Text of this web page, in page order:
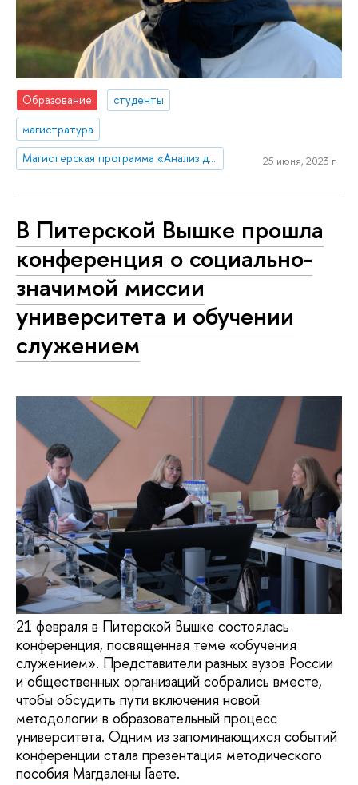
Образование
студенты
магистратура
Магистерская программа «Анализ данных для государства и общества»
25 июня, 2023 г.
В Питерской Вышке прошла
конференция о социально-
значимой миссии
университета и обучении
служением
21 февраля в Питерской Вышке состоялась
конференция, посвященная теме «обучения
служением». Представители разных вузов России
и общественных организаций собрались вместе,
чтобы обсудить пути включения новой
методологии в образовательный процесс
университета. Одним из запоминающихся событий
конференции стала презентация методического
пособия Магдалены Гаете.